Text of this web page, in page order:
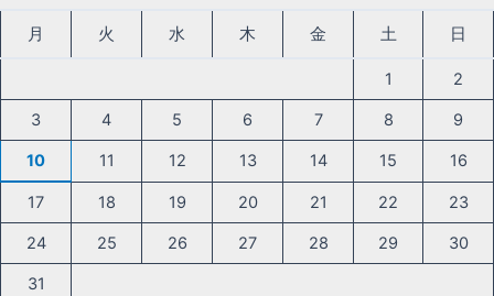
月 火 水 木 金 土 日
1 2
3 4 5 6 7 8 9
10 11 12 13 14 15 16
17 18 19 20 21 22 23
24 25 26 27 28 29 30
31